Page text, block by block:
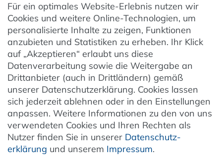
Datenschutzeinstellungen
AGB
Barrierefreiheit
Hinweise zur Batterieentsorgung
Entsorgung von Elektro-Altgeräten
Vertrag widerrufen
Newsletter
Jetzt anmelden
Für ein optimales Website-Erlebnis nutzen wir
Cookies und weitere Online-Technologien, um
personalisierte Inhalte zu zeigen, Funktionen
anzubieten und Statistiken zu erheben. Ihr Klick
auf „Akzeptieren“ erlaubt uns diese
Datenverarbeitung sowie die Weitergabe an
Drittanbieter (auch in Drittländern) gemäß
unserer Datenschutzerklärung. Cookies lassen
sich jederzeit ablehnen oder in den Einstellungen
anpassen. Weitere Informationen zu den von uns
verwendeten Cookies und Ihren Rechten als
Nutzer finden Sie in unserer Daten­schutz­
erklärung und unserem Impressum.